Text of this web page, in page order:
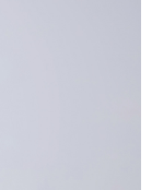
menggunakan
maklumat peribadi
Mobile untuk
pengesahan,
bil ansuran oleh
melalui